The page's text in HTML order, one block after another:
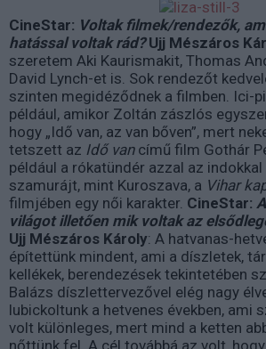
CineStar: Voltak filmek/rendezők,
hatással voltak rád? Ujj Mészáros
szeretem Aki Kaurismakit, Thomas
David Lynch-et is. Sok rendezőt
szinten megidéződnek a filmben. Ici-
például, amikor Zoltán zászlós
hogy „Idő van, az van bőven”, mert
tetszett az Idő vancímű film Gothár
például a rókatündér azzal az
szamurájt, mint Kuroszava, a Vihar
filmjében egy női karakter. CineStar:
világot illetően mik voltak az
Ujj Mészáros Károly: A hatvanas-
építettünk mindent, ami a díszletek,
kellékek, berendezések tekintetében
Balázs díszlettervezővel elég nagy
lubickoltunk a hetvenes években, ami
volt különleges, mert mind a ketten